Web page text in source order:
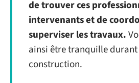
de trouver ces
intervenants et de
superviser les travaux.
ainsi être tranquille
construction.